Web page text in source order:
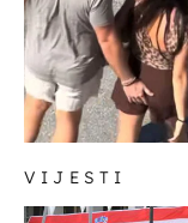
VIJESTI